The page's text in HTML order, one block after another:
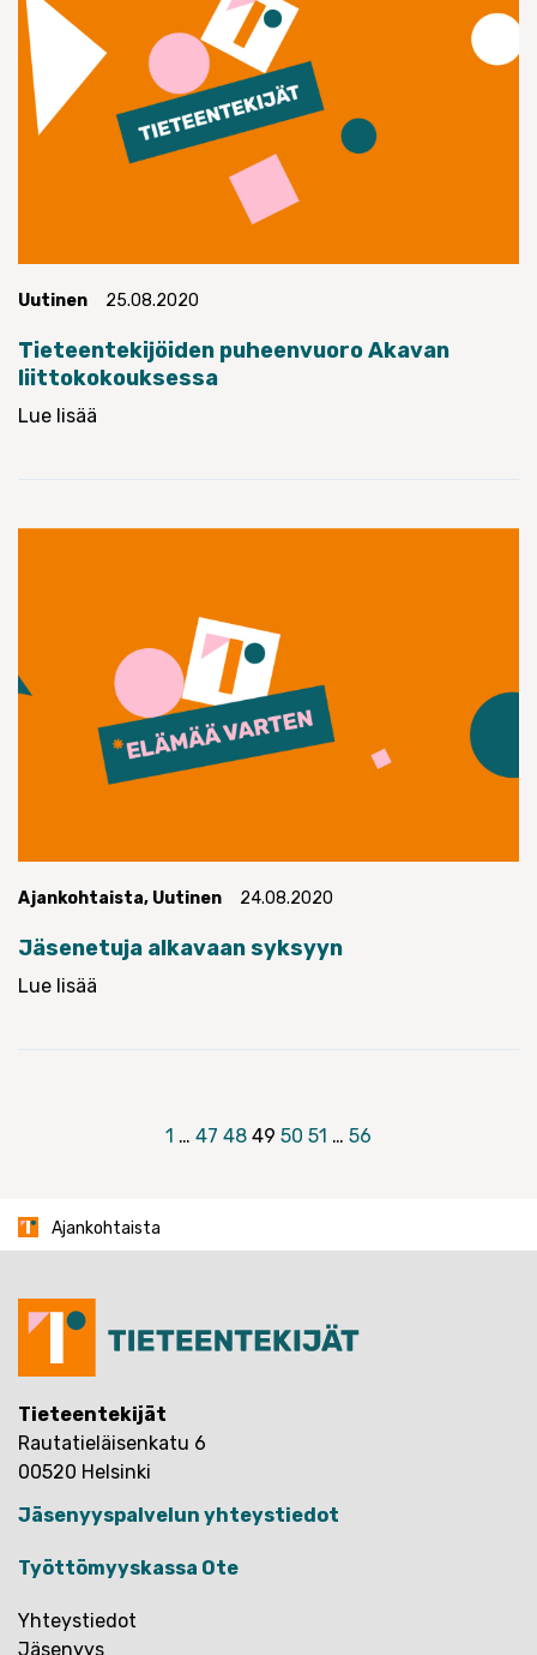
Uutinen 25.08.2020
Tieteentekijöiden puheenvuoro Akavan
liittokokouksessa
Lue lisää
Ajankohtaista, Uutinen 24.08.2020
Jäsenetuja alkavaan syksyyn
Lue lisää
Artikkelien
1 … 47 48 49 50 51 … 56
Ajankohtaista
Tieteentekijät
Rautatieläisenkatu 6
00520 Helsinki
Jäsenyyspalvelun yhteystiedot
Työttömyyskassa Ote
Yhteystiedot
Jäsenyys